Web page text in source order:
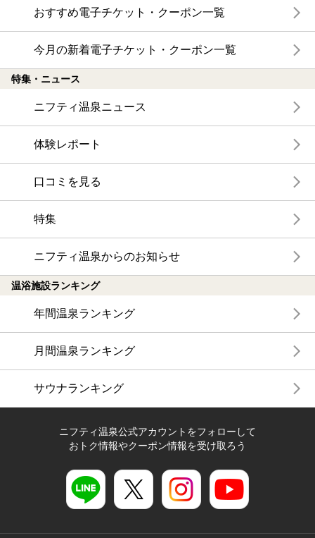
おすすめ電子チケット・クーポン一覧
今月の新着電子チケット・クーポン一覧
特集・ニュース
ニフティ温泉ニュース
体験レポート
口コミを見る
特集
ニフティ温泉からのお知らせ
温浴施設ランキング
年間温泉ランキング
月間温泉ランキング
サウナランキング
ニフティ温泉公式アカウントをフォローして
おトク情報やクーポン情報を受け取ろう